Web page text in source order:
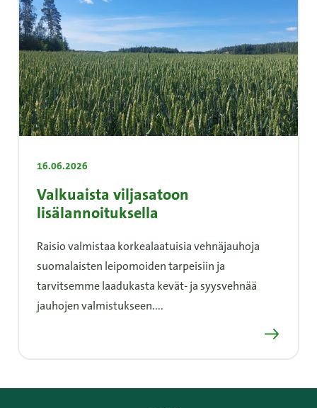
16.06.2026
Valkuaista viljasatoon
lisälannoituksella
Raisio valmistaa korkealaatuisia vehnäjauhoja
suomalaisten leipomoiden tarpeisiin ja
tarvitsemme laadukasta kevät- ja syysvehnää
jauhojen valmistukseen....